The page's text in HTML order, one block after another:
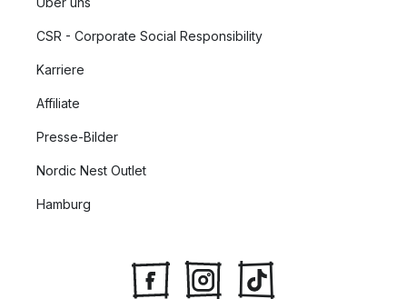
CSR - Corporate Social Responsibility
Karriere
Affiliate
Presse-Bilder
Nordic Nest Outlet
Hamburg